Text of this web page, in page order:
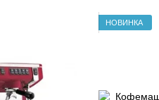
НОВИНКА